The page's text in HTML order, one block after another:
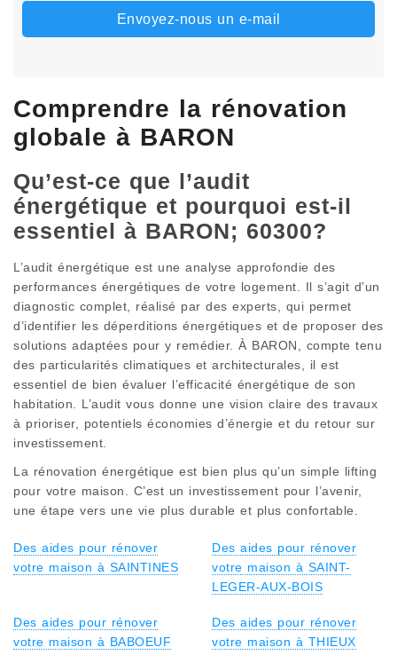
Envoyez-nous un e-mail
Comprendre la rénovation
globale à BARON
Qu’est-ce que l’audit
énergétique et pourquoi est-il
essentiel à BARON; 60300?
L’audit énergétique est une analyse approfondie des
performances énergétiques de votre logement. Il s’agit d’un
diagnostic complet, réalisé par des experts, qui permet
d’identifier les déperditions énergétiques et de proposer des
solutions adaptées pour y remédier. À BARON, compte tenu
des particularités climatiques et architecturales, il est
essentiel de bien évaluer l’efficacité énergétique de son
habitation. L’audit vous donne une vision claire des travaux
à prioriser, potentiels économies d’énergie et du retour sur
investissement.
La rénovation énergétique est bien plus qu’un simple lifting
pour votre maison. C’est un investissement pour l’avenir,
une étape vers une vie plus durable et plus confortable.
Des aides pour rénover
votre maison à SAINTINES
Des aides pour rénover
votre maison à SAINT-
LEGER-AUX-BOIS
Des aides pour rénover
votre maison à BABOEUF
Des aides pour rénover
votre maison à THIEUX